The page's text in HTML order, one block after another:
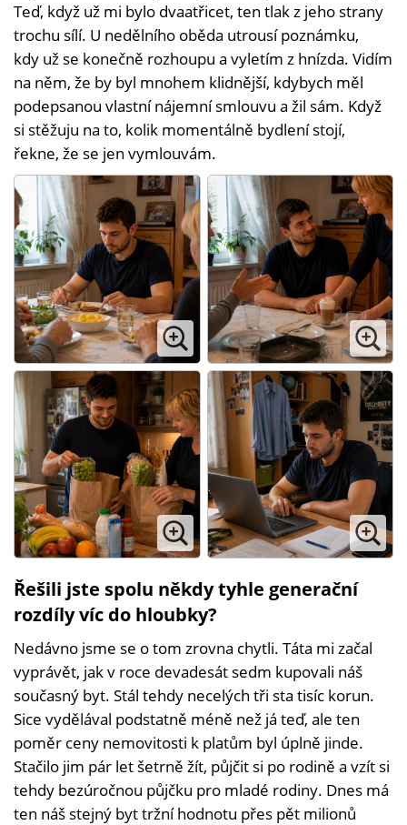
Teď, když už mi bylo dvaatřicet, ten tlak z jeho strany
trochu sílí. U nedělního oběda utrousí poznámku,
kdy už se konečně rozhoupu a vyletím z hnízda. Vidím
na něm, že by byl mnohem klidnější, kdybych měl
podepsanou vlastní nájemní smlouvu a žil sám. Když
si stěžuju na to, kolik momentálně bydlení stojí,
řekne, že se jen vymlouvám.
Řešili jste spolu někdy tyhle generační
rozdíly víc do hloubky?
Nedávno jsme se o tom zrovna chytli. Táta mi začal
vyprávět, jak v roce devadesát sedm kupovali náš
současný byt. Stál tehdy necelých tři sta tisíc korun.
Sice vydělával podstatně méně než já teď, ale ten
poměr ceny nemovitosti k platům byl úplně jinde.
Stačilo jim pár let šetrně žít, půjčit si po rodině a vzít si
tehdy bezúročnou půjčku pro mladé rodiny. Dnes má
ten náš stejný byt tržní hodnotu přes pět milionů